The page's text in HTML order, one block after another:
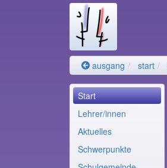
ausgang start
Start
Lehrer/innen
Aktuelles
Schwerpunkte